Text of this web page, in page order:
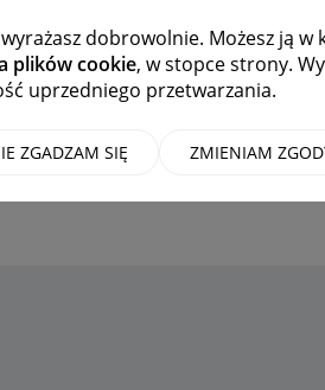
dobrowolnie. Możesz ją w
plików cookie, w stopce strony.
uprzedniego przetwarzania.
ZGADZAM SIĘ ZMIENIAM